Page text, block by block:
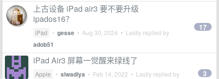
上古设备 iPad air3 要不要升级
ipados16？
iPad • gesse • Aug 30, 2024 • Lastly replied by
adob51
17
iPad Air3 屏幕一觉醒来绿线了
Apple • siwadiya • Feb 14, 2022 • Lastly replied by 3